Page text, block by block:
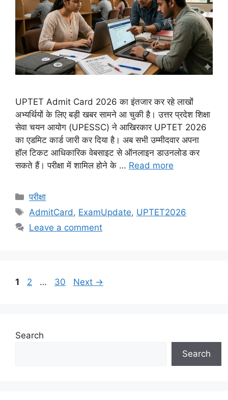
UPTET Admit Card 2026 का इंतजार कर रहे लाखों
अभ्यर्थियों के लिए बड़ी खबर सामने आ चुकी है। उत्तर प्रदेश शिक्षा
सेवा चयन आयोग (UPESSC) ने आखिरकार UPTET 2026
का एडमिट कार्ड जारी कर दिया है। अब सभी उम्मीदवार अपना
हॉल टिकट आधिकारिक वेबसाइट से ऑनलाइन डाउनलोड कर
सकते हैं। परीक्षा में शामिल होने के … Read more
Categories
परीक्षा
Tags
AdmitCard, ExamUpdate, UPTET2026
Leave a comment
Page
1 Page
2 … Page
30 Next →
Search
Search